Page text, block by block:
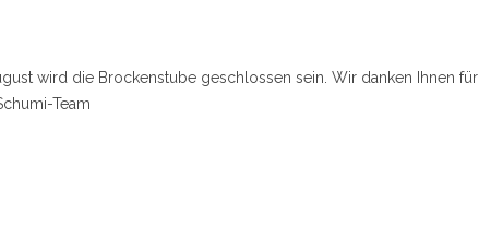
wird die Brockenstube geschlossen sein. Wir danken Ihnen für
Team